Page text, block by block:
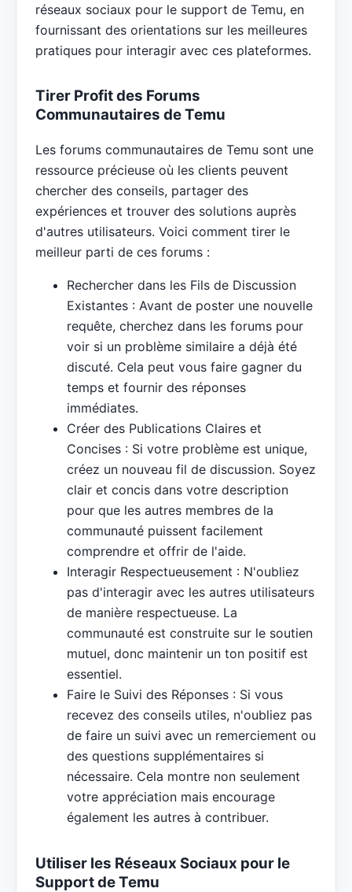
réseaux sociaux pour le support de Temu, en
fournissant des orientations sur les meilleures
pratiques pour interagir avec ces plateformes.
Tirer Profit des Forums
Communautaires de Temu
Les forums communautaires de Temu sont une
ressource précieuse où les clients peuvent
chercher des conseils, partager des
expériences et trouver des solutions auprès
d'autres utilisateurs. Voici comment tirer le
meilleur parti de ces forums :
Rechercher dans les Fils de Discussion
Existantes : Avant de poster une nouvelle
requête, cherchez dans les forums pour
voir si un problème similaire a déjà été
discuté. Cela peut vous faire gagner du
temps et fournir des réponses
immédiates.
Créer des Publications Claires et
Concises : Si votre problème est unique,
créez un nouveau fil de discussion. Soyez
clair et concis dans votre description
pour que les autres membres de la
communauté puissent facilement
comprendre et offrir de l'aide.
Interagir Respectueusement : N'oubliez
pas d'interagir avec les autres utilisateurs
de manière respectueuse. La
communauté est construite sur le soutien
mutuel, donc maintenir un ton positif est
essentiel.
Faire le Suivi des Réponses : Si vous
recevez des conseils utiles, n'oubliez pas
de faire un suivi avec un remerciement ou
des questions supplémentaires si
nécessaire. Cela montre non seulement
votre appréciation mais encourage
également les autres à contribuer.
Utiliser les Réseaux Sociaux pour le
Support de Temu